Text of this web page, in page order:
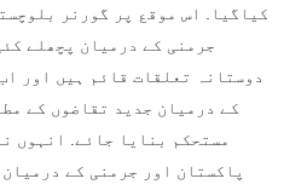
کیاگیا. اس موقع پر گورنر
جرمنی کے درمیان پچھلے
دوستانہ تعلقات قائم ہیں اور
کے درمیان جدید تقاضوں کے
مستحکم بنایا جائے. انہوں
پاکستان اور جرمنی کے